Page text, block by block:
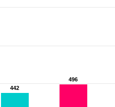
442
442
496
496